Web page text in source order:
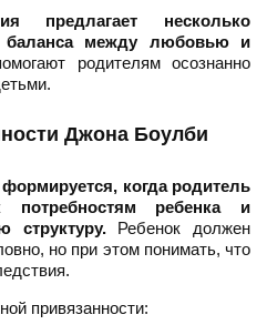
предлагает несколько
между любовью и
родителям осознанно
Джона Боулби
когда родитель
потребностям ребенка и
структуру.Ребенок должен
но при этом понимать, что
привязанности: